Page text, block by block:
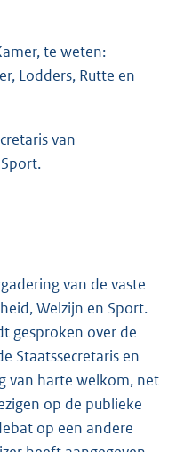
te weten:
Lodders, Rutte en
van
van de vaste
Welzijn en Sport.
gesproken over de
Staatssecretaris en
van harte welkom, net
op de publieke
op een andere